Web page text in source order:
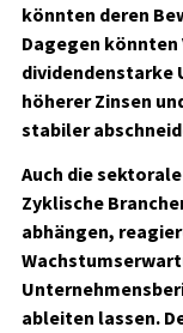
könnten deren
Dagegen
dividendenstarke
höherer Zinsen
stabiler
Auch die
Zyklische
abhängen,
ableiten lassen.